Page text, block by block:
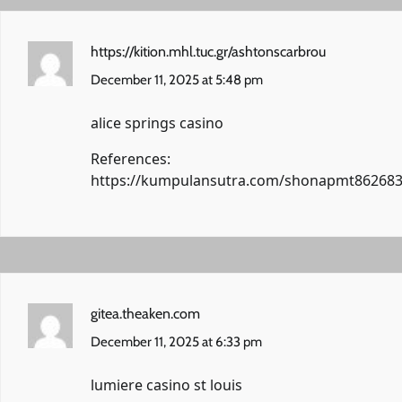
https://kition.mhl.tuc.gr/ashtonscarbrou
December 11, 2025 at 5:48 pm
alice springs casino
References:
https://kumpulansutra.com/shonapmt862683
gitea.theaken.com
December 11, 2025 at 6:33 pm
lumiere casino st louis